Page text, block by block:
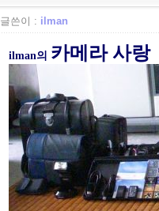
글쓴이 : ilman
ilman의 카메라 사랑